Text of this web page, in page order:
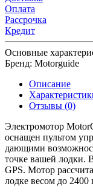
Оплата
Рассрочка
Кредит
Основные
Бренд: Motorguide
Описание
Отзывы (0)
Электромотор
оснащен пультом
дающими
точке вашей лодки.
GPS. Мотор
лодке весом до 2400